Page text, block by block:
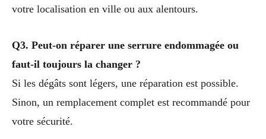
votre localisation en ville ou aux alentours.
Q3. Peut-on réparer une serrure endommagée ou
faut-il toujours la changer ?
Si les dégâts sont légers, une réparation est possible.
Sinon, un remplacement complet est recommandé pour
votre sécurité.